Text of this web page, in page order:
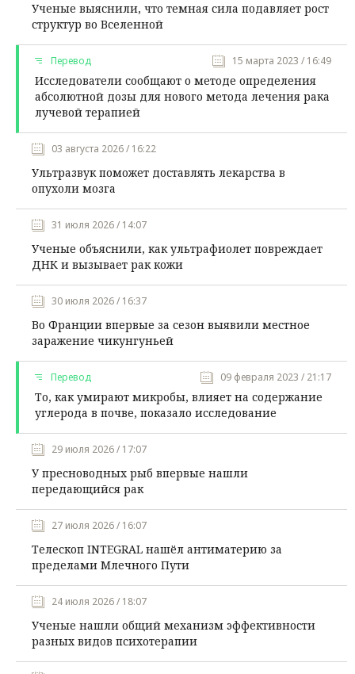
Ученые выяснили, что темная сила подавляет рост
структур во Вселенной
Перевод 15 марта 2023 / 16:49
Исследователи сообщают о методе определения
абсолютной дозы для нового метода лечения рака
лучевой терапией
03 августа 2026 / 16:22
Ультразвук поможет доставлять лекарства в
опухоли мозга
31 июля 2026 / 14:07
Ученые объяснили, как ультрафиолет повреждает
ДНК и вызывает рак кожи
30 июля 2026 / 16:37
Во Франции впервые за сезон выявили местное
заражение чикунгуньей
Перевод 09 февраля 2023 / 21:17
То, как умирают микробы, влияет на содержание
углерода в почве, показало исследование
29 июля 2026 / 17:07
У пресноводных рыб впервые нашли
передающийся рак
27 июля 2026 / 16:07
Телескоп INTEGRAL нашёл антиматерию за
пределами Млечного Пути
24 июля 2026 / 18:07
Ученые нашли общий механизм эффективности
разных видов психотерапии